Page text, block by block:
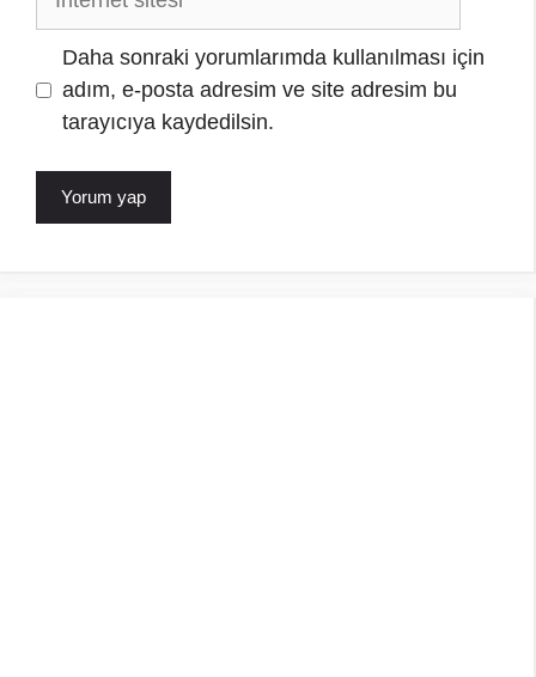
Daha sonraki yorumlarımda kullanılması için
adım, e-posta adresim ve site adresim bu
tarayıcıya kaydedilsin.